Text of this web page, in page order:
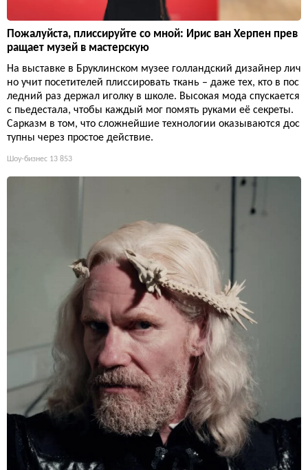
Пожалуйста, плиссируйте со мной: Ирис ван Херпен прев
ращает музей в мастерскую
На выставке в Бруклинском музее голландский дизайнер лич
но учит посетителей плиссировать ткань – даже тех, кто в пос
ледний раз держал иголку в школе. Высокая мода спускается
с пьедестала, чтобы каждый мог помять руками её секреты.
Сарказм в том, что сложнейшие технологии оказываются дос
тупны через простое действие.
Шоу-бизнес 13 853